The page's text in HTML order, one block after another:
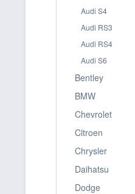
Audi S4
Audi RS3
Audi RS4
Audi S6
Bentley
BMW
Chevrolet
Citroen
Chrysler
Daihatsu
Dodge